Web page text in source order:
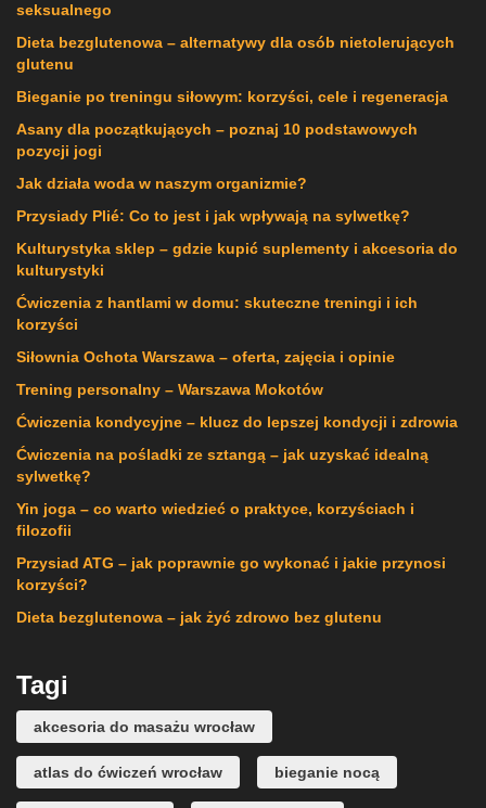
seksualnego
Dieta bezglutenowa – alternatywy dla osób nietolerujących
glutenu
Bieganie po treningu siłowym: korzyści, cele i regeneracja
Asany dla początkujących – poznaj 10 podstawowych
pozycji jogi
Jak działa woda w naszym organizmie?
Przysiady Plié: Co to jest i jak wpływają na sylwetkę?
Kulturystyka sklep – gdzie kupić suplementy i akcesoria do
kulturystyki
Ćwiczenia z hantlami w domu: skuteczne treningi i ich
korzyści
Siłownia Ochota Warszawa – oferta, zajęcia i opinie
Trening personalny – Warszawa Mokotów
Ćwiczenia kondycyjne – klucz do lepszej kondycji i zdrowia
Ćwiczenia na pośladki ze sztangą – jak uzyskać idealną
sylwetkę?
Yin joga – co warto wiedzieć o praktyce, korzyściach i
filozofii
Przysiad ATG – jak poprawnie go wykonać i jakie przynosi
korzyści?
Dieta bezglutenowa – jak żyć zdrowo bez glutenu
Tagi
akcesoria do masażu wrocław
atlas do ćwiczeń wrocław bieganie nocą